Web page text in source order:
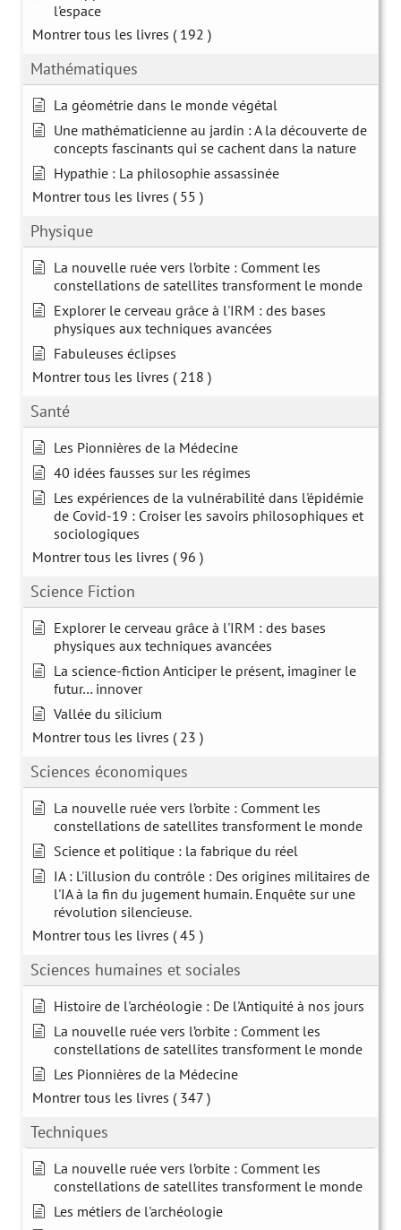
l'espace
Montrer tous les livres ( 192 )
Mathématiques
La géométrie dans le monde végétal
Une mathématicienne au jardin : A la découverte de
concepts fascinants qui se cachent dans la nature
Hypathie : La philosophie assassinée
Montrer tous les livres ( 55 )
Physique
La nouvelle ruée vers l’orbite : Comment les
constellations de satellites transforment le monde
Explorer le cerveau grâce à l'IRM : des bases
physiques aux techniques avancées
Fabuleuses éclipses
Montrer tous les livres ( 218 )
Santé
Les Pionnières de la Médecine
40 idées fausses sur les régimes
Les expériences de la vulnérabilité dans l'épidémie
de Covid-19 : Croiser les savoirs philosophiques et
sociologiques
Montrer tous les livres ( 96 )
Science Fiction
Explorer le cerveau grâce à l'IRM : des bases
physiques aux techniques avancées
La science-fiction Anticiper le présent, imaginer le
futur… innover
Vallée du silicium
Montrer tous les livres ( 23 )
Sciences économiques
La nouvelle ruée vers l’orbite : Comment les
constellations de satellites transforment le monde
Science et politique : la fabrique du réel
IA : L'illusion du contrôle : Des origines militaires de
l'IA à la fin du jugement humain. Enquête sur une
révolution silencieuse.
Montrer tous les livres ( 45 )
Sciences humaines et sociales
Histoire de l'archéologie : De l'Antiquité à nos jours
La nouvelle ruée vers l’orbite : Comment les
constellations de satellites transforment le monde
Les Pionnières de la Médecine
Montrer tous les livres ( 347 )
Techniques
La nouvelle ruée vers l’orbite : Comment les
constellations de satellites transforment le monde
Les métiers de l'archéologie